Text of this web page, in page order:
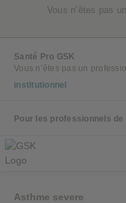
Vous n’êtes pas
Santé Pro GSK
Vous n’êtes pas un
institutionnel
Pour les professionnels de
Asthme severe